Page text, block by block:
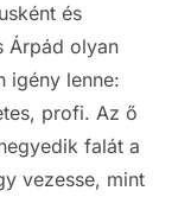
és
Árpád olyan
igény lenne:
profi. Az ő
falát a
vezesse, mint